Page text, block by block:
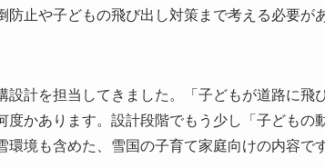
防止や子どもの飛び出し対策まで考える必要が
設計を担当してきました。「子どもが道路に飛
度かあります。設計段階でもう少し「子どもの
境も含めた、雪国の子育て家庭向けの内容です